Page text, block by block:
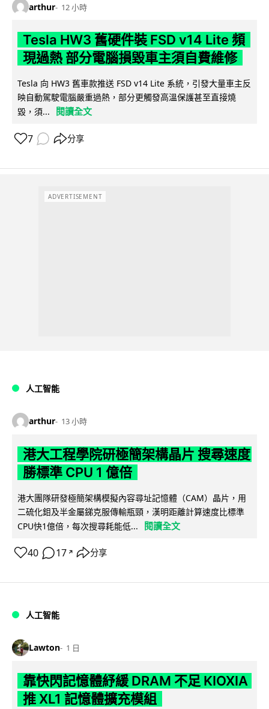
arthur 12 小時
Tesla HW3 舊硬件裝 FSD v14 Lite 頻
現過熱 部分電腦損毀車主須自費維修
Tesla 向 HW3 舊車款推送 FSD v14 Lite 系統，引發大量車主反
映自動駕駛電腦嚴重過熱，部分更觸發高溫保護甚至直接燒
毀，須...
閱讀全文
7 分享
ADVERTISEMENT
人工智能
arthur 13 小時
港大工程學院研極簡架構晶片 搜尋速度
勝標準 CPU 1 億倍
港大團隊研發極簡架構模擬內容尋址記憶體（CAM）晶片，用
二硫化鉬及半金屬銻克服傳輸瓶頸，漢明距離計算速度比標準
CPU快1億倍，每次搜尋耗能低...
閱讀全文
40 17 ↗ 分享
人工智能
Lawton 1 日
靠快閃記憶體紓緩 DRAM 不足 KIOXIA
推 XL1 記憶體擴充模組